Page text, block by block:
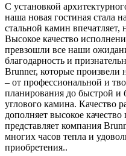
С установкой
наша новая гостиная стала
стальной камин
Высокое качество
превзошли все наши
благодарность и
Brunner, которые произвели
– от профессиональной и
планирования до быстрой и
углового камина. Качество
дополняет высокое
представляет компания
многих часов тепла и
приобретения..